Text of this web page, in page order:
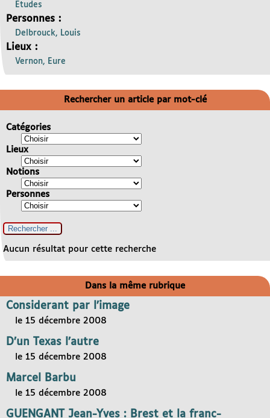
Etudes
Personnes :
Delbrouck, Louis
Lieux :
Vernon, Eure
Rechercher un article par mot-clé
Catégories
Lieux
Notions
Personnes
Aucun résultat pour cette recherche
Dans la même rubrique
Considerant par l’image
le 15 décembre 2008
D’un Texas l’autre
le 15 décembre 2008
Marcel Barbu
le 15 décembre 2008
GUENGANT Jean-Yves : Brest et la franc-